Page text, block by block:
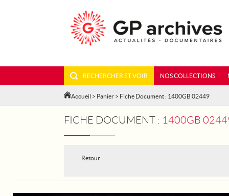
RECHERCHER ET VOIR NOS COLLECTIONS
Accueil > Panier > Fiche Document : 1400GB 02449
FICHE DOCUMENT : 1400GB
Retour